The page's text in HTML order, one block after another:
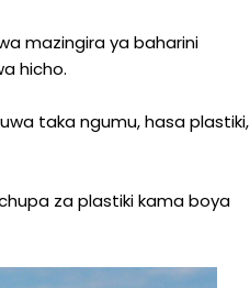
mazingira ya baharini
hicho.
taka ngumu, hasa plastiki,
za plastiki kama boya